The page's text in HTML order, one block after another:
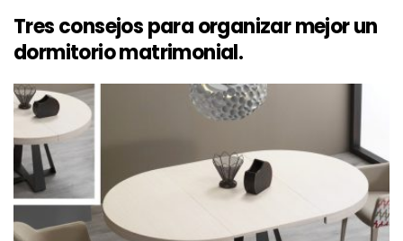
Tres consejos para organizar mejor un
dormitorio matrimonial.